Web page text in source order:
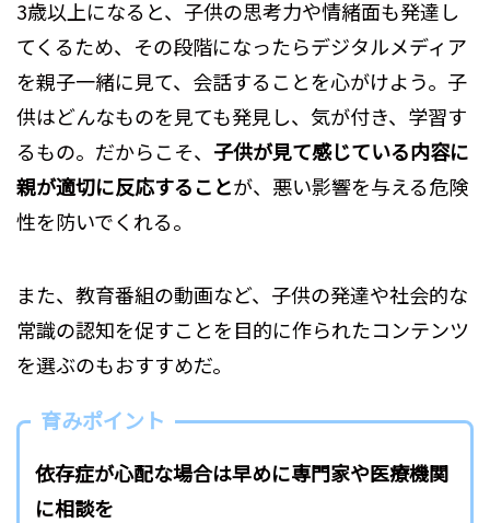
3歳以上になると、子供の思考力や情緒面も発達し
てくるため、その段階になったらデジタルメディア
を親子一緒に見て、会話することを心がけよう。子
供はどんなものを見ても発見し、気が付き、学習す
るもの。だからこそ、 子供が見て感じている内容に
親が適切に反応することが、悪い影響を与える危険
性を防いでくれる。
また、教育番組の動画など、子供の発達や社会的な
常識の認知を促すことを目的に作られたコンテンツ
を選ぶのもおすすめだ。
育みポイント
依存症が心配な場合は早めに専門家や医療機関
に相談を